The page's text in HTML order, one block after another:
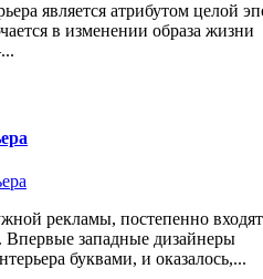
является атрибутом целой
в изменении образа жизни
рекламы, постепенно
Впервые западные дизайнеры
буквами, и оказалось,...